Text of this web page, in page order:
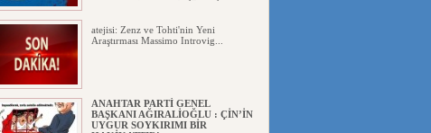
atejisi: Zenz ve Tohti'nin Yeni
Araştırması Massimo Introvig...
ANAHTAR PARTİ GENEL
BAŞKANI AĞIRALİOĞLU : ÇİN’İN
UYGUR SOYKIRIMI BİR